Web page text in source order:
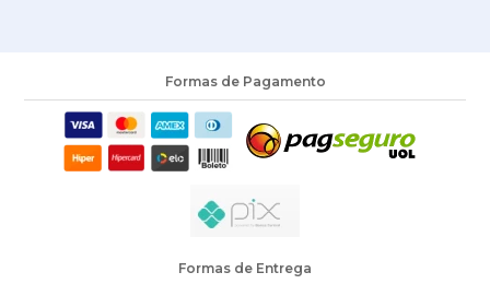
Formas de Pagamento
Formas de Entrega